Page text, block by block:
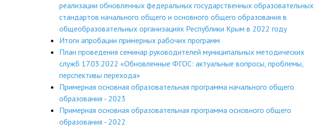
реализации обновленных федеральных государственных образовательных
стандартов начального общего и основного общего образования в
общеобразовательных организациях Республики Крым в 2022 году
Итоги апробации примерных рабочих программ
План проведения семинар руководителей муниципальных методических
служб 17.03.2022 «Обновленные ФГОС: актуальные вопросы, проблемы,
перспективы перехода»
Примерная основная образовательная программа начального общего
образования - 2023
Примерная основная образовательная программа основного общего
образования - 2022